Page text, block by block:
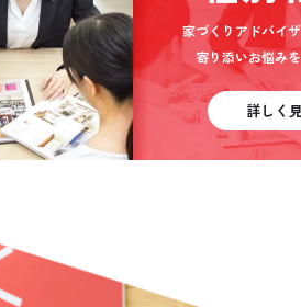
家づくりアドバイ
寄り添いお悩み
詳しく